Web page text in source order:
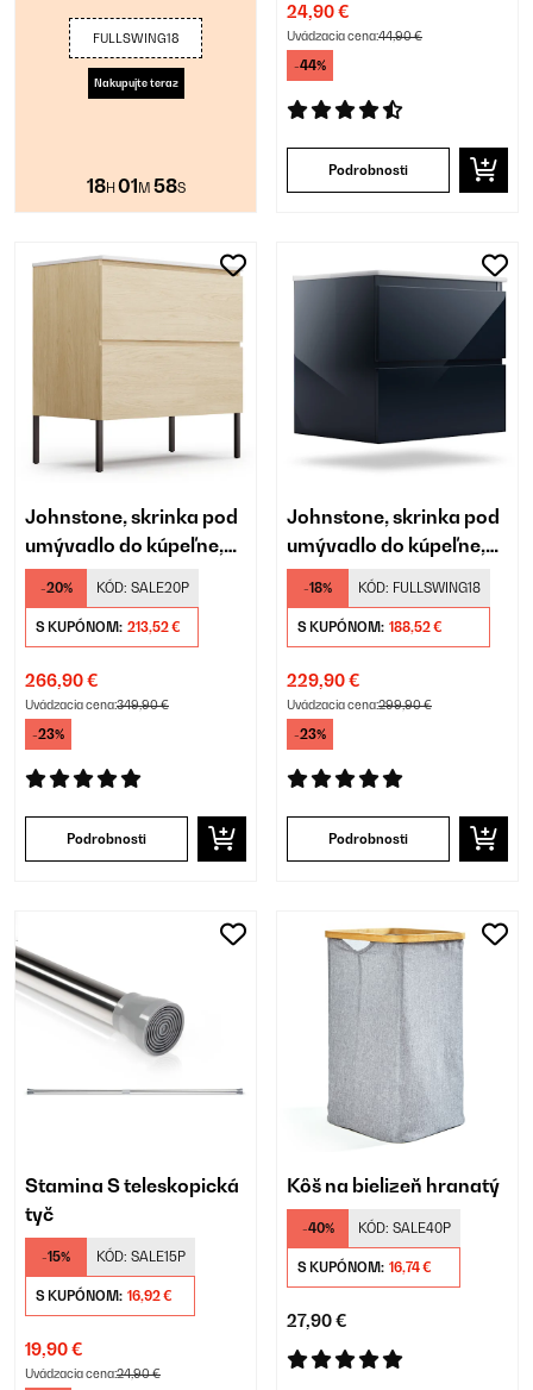
FULLSWING18
Nakupujte teraz
18H 01 M 57S
24,90 €
Uvádzacia cena:44,90 €
-44%
Podrobnosti
Johnstone, skrinka pod
umývadlo do kúpeľne,
umývadlo
-20% KÓD: SALE20P
S KUPÓNOM: 213,52 €
266,90 €
Uvádzacia cena:349,90 €
-23%
Podrobnosti
Johnstone, skrinka pod
umývadlo do kúpeľne,
umývadlo
-18% KÓD: FULLSWING18
S KUPÓNOM: 188,52 €
229,90 €
Uvádzacia cena:299,90 €
-23%
Podrobnosti
Stamina S teleskopická
tyč
-15% KÓD: SALE15P
S KUPÓNOM: 16,92 €
19,90 €
Uvádzacia cena:24,90 €
Kôš na bielizeň hranatý
-40% KÓD: SALE40P
S KUPÓNOM: 16,74 €
27,90 €